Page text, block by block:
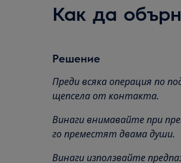
Как да
Решение
Преди всяка операция по
щепсела от контакта.
Винаги внимавайте при
го преместят двама души.
Винаги използвайте